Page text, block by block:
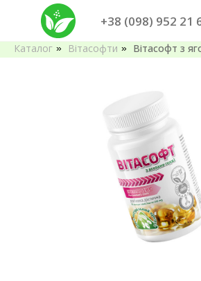
+38 (098) 952 21
Каталог » Вітасофти » Вітасофт з